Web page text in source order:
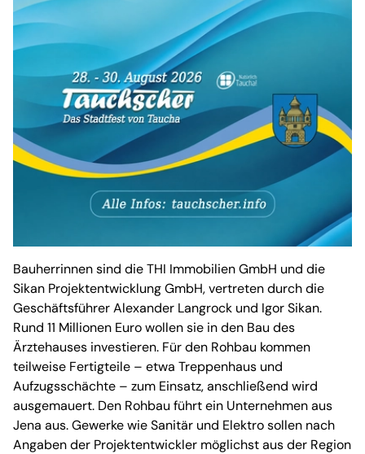
Bauherrinnen sind die THI Immobilien GmbH und die
Sikan Projektentwicklung GmbH, vertreten durch die
Geschäftsführer Alexander Langrock und Igor Sikan.
Rund 11 Millionen Euro wollen sie in den Bau des
Ärztehauses investieren. Für den Rohbau kommen
teilweise Fertigteile – etwa Treppenhaus und
Aufzugsschächte – zum Einsatz, anschließend wird
ausgemauert. Den Rohbau führt ein Unternehmen aus
Jena aus. Gewerke wie Sanitär und Elektro sollen nach
Angaben der Projektentwickler möglichst aus der Region